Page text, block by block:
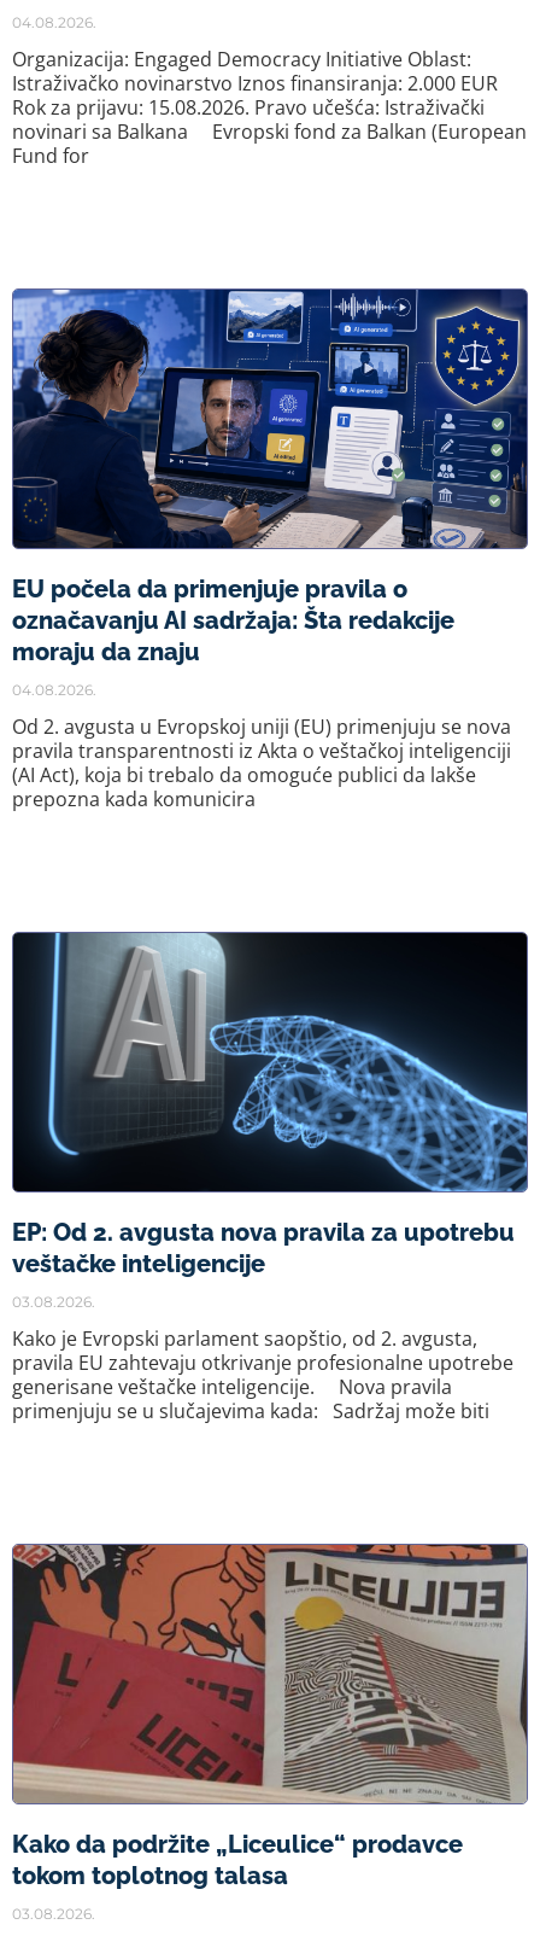
04.08.2026.
Organizacija: Engaged Democracy Initiative Oblast:
Istraživačko novinarstvo Iznos finansiranja: 2.000 EUR
Rok za prijavu: 15.08.2026. Pravo učešća: Istraživački
novinari sa Balkana Evropski fond za Balkan (European
Fund for
EU počela da primenjuje pravila o
označavanju AI sadržaja: Šta redakcije
moraju da znaju
04.08.2026.
Od 2. avgusta u Evropskoj uniji (EU) primenjuju se nova
pravila transparentnosti iz Akta o veštačkoj inteligenciji
(AI Act), koja bi trebalo da omoguće publici da lakše
prepozna kada komunicira
EP: Od 2. avgusta nova pravila za upotrebu
veštačke inteligencije
03.08.2026.
Kako je Evropski parlament saopštio, od 2. avgusta,
pravila EU zahtevaju otkrivanje profesionalne upotrebe
generisane veštačke inteligencije. Nova pravila
primenjuju se u slučajevima kada: Sadržaj može biti
Kako da podržite „Liceulice“ prodavce
tokom toplotnog talasa
03.08.2026.